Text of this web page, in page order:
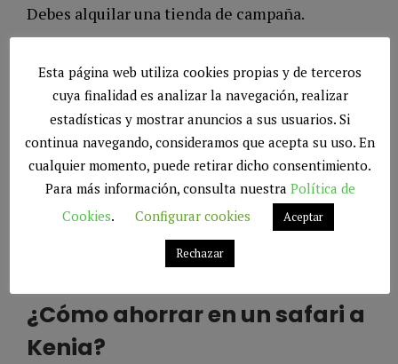
Debes alquilar una tienda de campaña.
Todos estos son condicionantes que hacen que
un safari sea más o menos caro. Se suelen
vender por paquetes de 2, 3 o 4 noches.
Incluyen todos los servicios (pensión
completa), y según el lodge, uno o dos safaris al
día.
Algunos paquetes incluyen un safari nocturno.
¿Cómo ahorrar en un safari a
Kenia?
Esta página web utiliza cookies propias y de terceros
cuya finalidad es analizar la navegación, realizar
estadísticas y mostrar anuncios a sus usuarios. Si
continua navegando, consideramos que acepta su uso. En
cualquier momento, puede retirar dicho consentimiento.
Para más información, consulta nuestra Política de
Cookies. Configurar cookies Aceptar
Rechazar